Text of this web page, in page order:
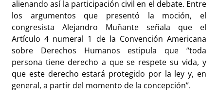
alienando así la participación civil en el debate. Entre
los argumentos que presentó la moción, el
congresista Alejandro Muñante señala que el
Artículo 4 numeral 1 de la Convención Americana
sobre Derechos Humanos estipula que “toda
persona tiene derecho a que se respete su vida, y
que este derecho estará protegido por la ley y, en
general, a partir del momento de la concepción”.